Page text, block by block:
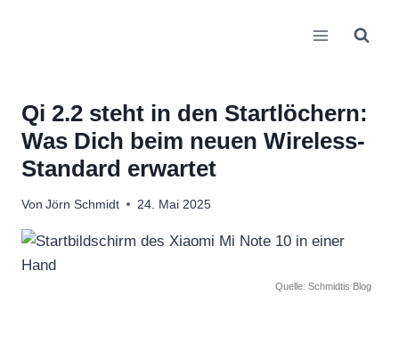
Qi 2.2 steht in den Startlöchern:
Was Dich beim neuen Wireless-
Standard erwartet
Von Jörn Schmidt 24. Mai 2025
Quelle: Schmidtis Blog